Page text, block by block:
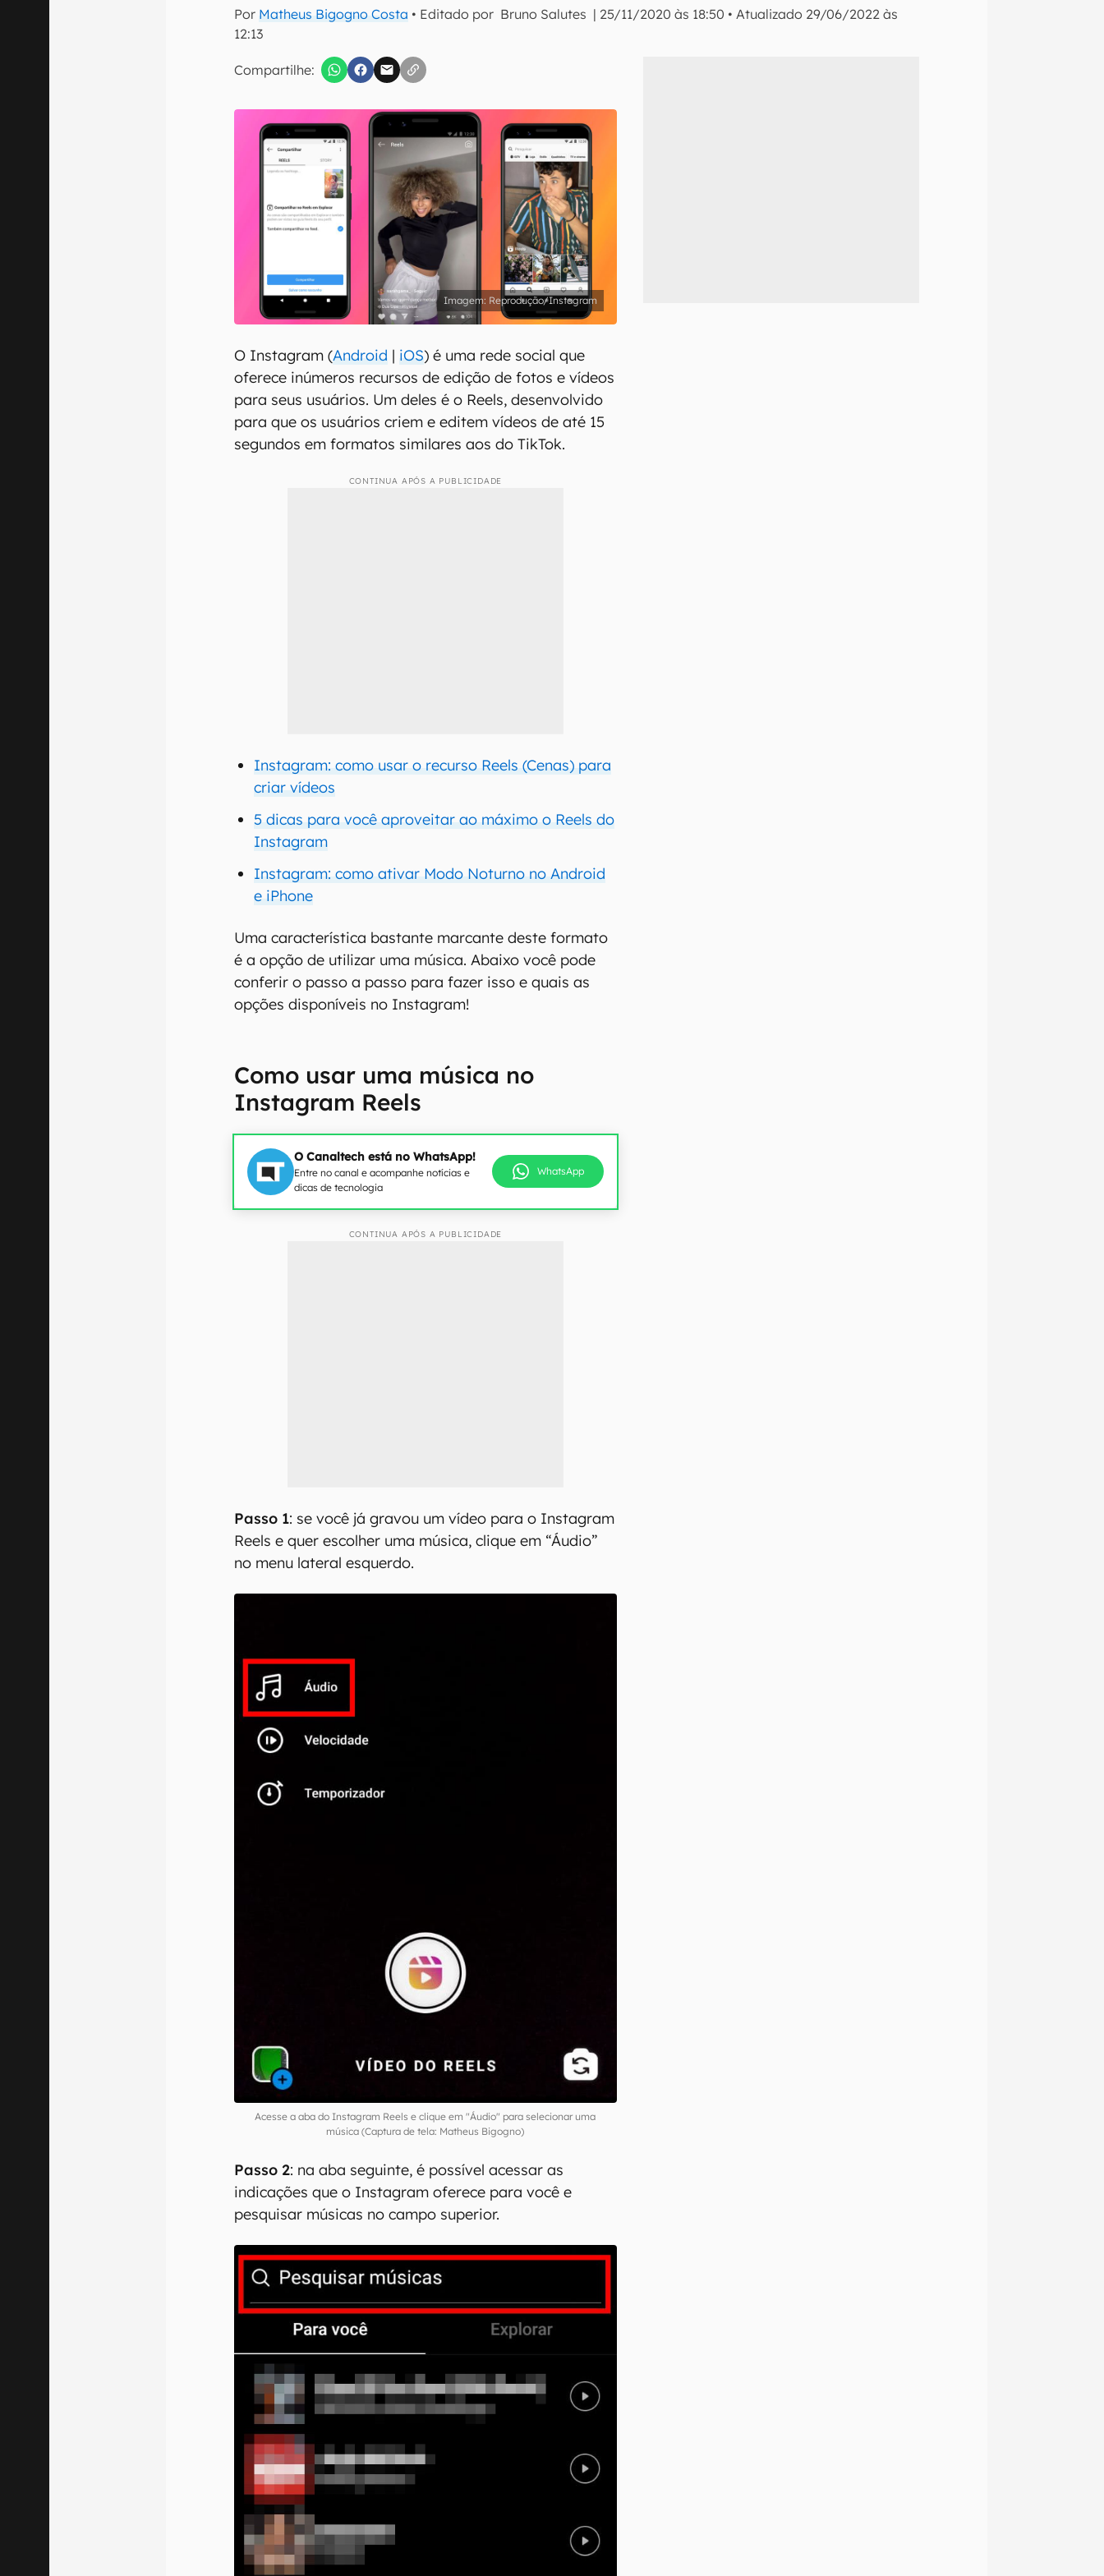
Por Matheus Bigogno Costa • Editado por Bruno Salutes | 25/11/2020 às 18:50 •Atualizado 29/06/2022 às
12:13
Compartilhe:
Confirmo que li, aceito e concordo com os Termos de Uso e Política de Privacidade do Canaltech.
Reprodução/Instagram
O Instagram (Android | iOS) é uma rede social que
oferece inúmeros recursos de edição de fotos e vídeos
para seus usuários. Um deles é o Reels, desenvolvido
para que os usuários criem e editem vídeos de até 15
segundos em formatos similares aos do TikTok.
CONTINUA APÓS A PUBLICIDADE
Instagram: como usar o recurso Reels (Cenas) para
criar vídeos
5 dicas para você aproveitar ao máximo o Reels do
Instagram
Instagram: como ativar Modo Noturno no Android
e iPhone
Uma característica bastante marcante deste formato
é a opção de utilizar uma música. Abaixo você pode
conferir o passo a passo para fazer isso e quais as
opções disponíveis no Instagram!
Como usar uma música no
Instagram Reels
O Canaltech está no WhatsApp!
Entre no canal e acompanhe notícias e
dicas de tecnologia
WhatsApp
CONTINUA APÓS A PUBLICIDADE
Passo 1: se você já gravou um vídeo para o Instagram
Reels e quer escolher uma música, clique em “Áudio”
no menu lateral esquerdo.
Acesse a aba do Instagram Reels e clique em "Áudio" para selecionar uma
música (Captura de tela: Matheus Bigogno)
Passo 2: na aba seguinte, é possível acessar as
indicações que o Instagram oferece para você e
pesquisar músicas no campo superior.